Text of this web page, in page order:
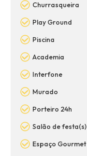
Churrasqueira
Play Ground
Piscina
Academia
Interfone
Murado
Porteiro 24h
Salão de festa(s)
Espaço Gourmet